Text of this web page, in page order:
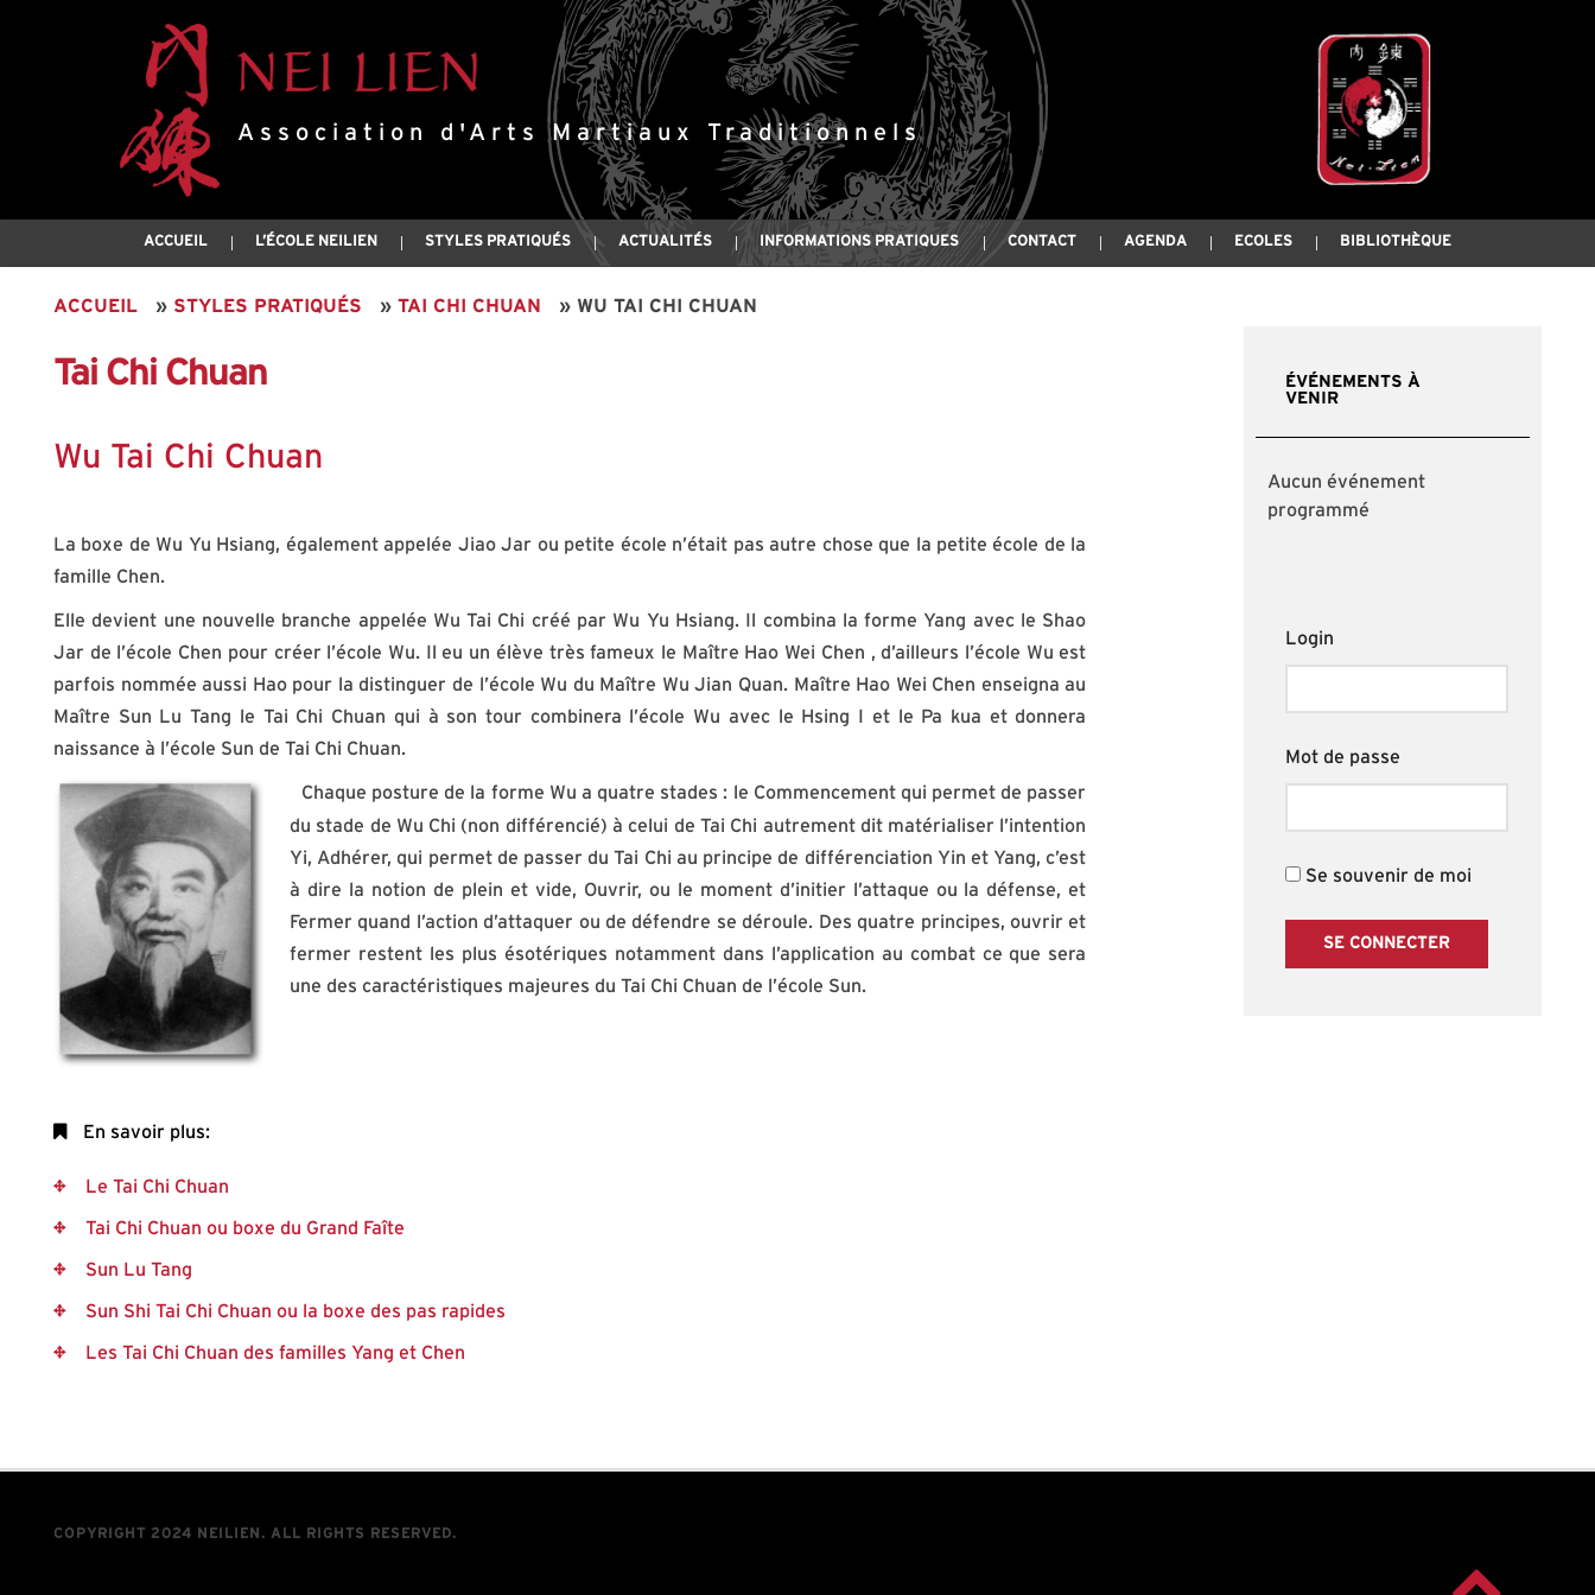
Association d'Arts Martiaux Traditionnels
ACCUEIL L’ÉCOLE NEILIEN STYLES PRATIQUÉS ACTUALITÉS INFORMATIONS PRATIQUES CONTACT AGENDA ECOLES BIBLIOTHÈQUE
ACCUEIL » STYLES PRATIQUÉS » TAI CHI CHUAN » WU TAI CHI CHUAN
Tai Chi Chuan
Wu Tai Chi Chuan
La boxe de Wu Yu Hsiang, également appelée Jiao Jar ou petite école n’était pas autre chose que la petite école de la
famille Chen.
Elle devient une nouvelle branche appelée Wu Tai Chi créé par Wu Yu Hsiang. Il combina la forme Yang avec le Shao
Jar de l’école Chen pour créer l’école Wu. Il eu un élève très fameux le Maître Hao Wei Chen , d’ailleurs l’école Wu est
parfois nommée aussi Hao pour la distinguer de l’école Wu du Maître Wu Jian Quan. Maître Hao Wei Chen enseigna au
Maître Sun Lu Tang le Tai Chi Chuan qui à son tour combinera l’école Wu avec le Hsing I et le Pa kua et donnera
naissance à l’école Sun de Tai Chi Chuan.
Chaque posture de la forme Wu a quatre stades : le Commencement qui permet de passer
du stade de Wu Chi (non différencié) à celui de Tai Chi autrement dit matérialiser l’intention
Yi, Adhérer, qui permet de passer du Tai Chi au principe de différenciation Yin et Yang, c’est
à dire la notion de plein et vide, Ouvrir, ou le moment d’initier l’attaque ou la défense, et
Fermer quand l’action d’attaquer ou de défendre se déroule. Des quatre principes, ouvrir et
fermer restent les plus ésotériques notamment dans l’application au combat ce que sera
une des caractéristiques majeures du Tai Chi Chuan de l’école Sun.
En savoir plus:
Le Tai Chi Chuan
Tai Chi Chuan ou boxe du Grand Faîte
Sun Lu Tang
Sun Shi Tai Chi Chuan ou la boxe des pas rapides
Les Tai Chi Chuan des familles Yang et Chen
ÉVÉNEMENTS À
VENIR
Aucun événement
programmé
Login
Mot de passe
Se souvenir de moi
COPYRIGHT 2024 NEILIEN. ALL RIGHTS RESERVED.